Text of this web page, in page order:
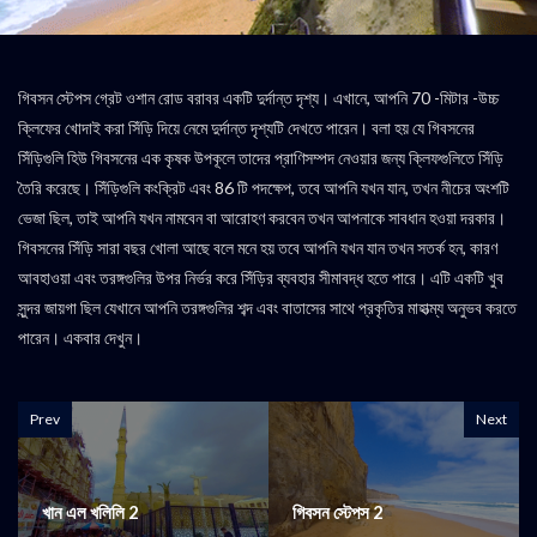
গিবসন স্টেপস গ্রেট ওশান রোড বরাবর একটি দুর্দান্ত দৃশ্য। এখানে, আপনি 70 -মিটার -উচ্চ
ক্লিফের খোদাই করা সিঁড়ি দিয়ে নেমে দুর্দান্ত দৃশ্যটি দেখতে পারেন। বলা হয় যে গিবসনের
সিঁড়িগুলি হিউ গিবসনের এক কৃষক উপকূলে তাদের প্রাণিসম্পদ নেওয়ার জন্য ক্লিফগুলিতে সিঁড়ি
তৈরি করেছে। সিঁড়িগুলি কংক্রিট এবং 86 টি পদক্ষেপ, তবে আপনি যখন যান, তখন নীচের অংশটি
ভেজা ছিল, তাই আপনি যখন নামবেন বা আরোহণ করবেন তখন আপনাকে সাবধান হওয়া দরকার।
গিবসনের সিঁড়ি সারা বছর খোলা আছে বলে মনে হয় তবে আপনি যখন যান তখন সতর্ক হন, কারণ
আবহাওয়া এবং তরঙ্গগুলির উপর নির্ভর করে সিঁড়ির ব্যবহার সীমাবদ্ধ হতে পারে। এটি একটি খুব
সুন্দর জায়গা ছিল যেখানে আপনি তরঙ্গগুলির শব্দ এবং বাতাসের সাথে প্রকৃতির মাহাত্ম্য অনুভব করতে
পারেন। একবার দেখুন।
Prev
খান এল খলিলি 2
Next
গিবসন স্টেপস 2